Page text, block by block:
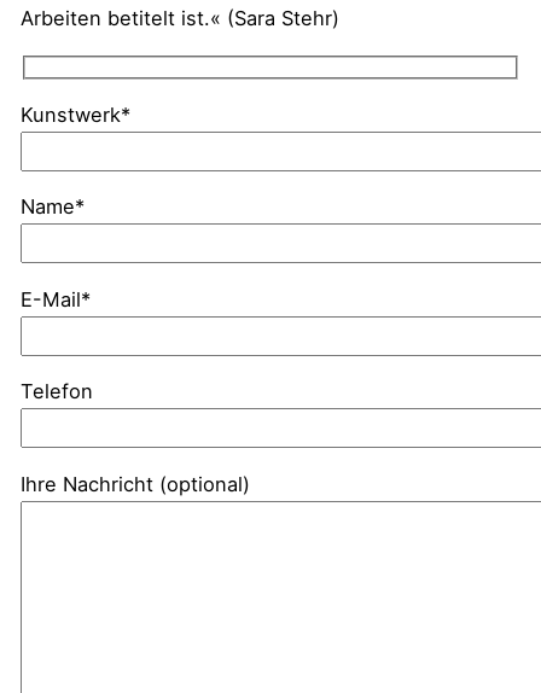
Arbeiten betitelt ist.« (Sara Stehr)
Kunstwerk*
Name*
E-Mail*
Telefon
Ihre Nachricht (optional)